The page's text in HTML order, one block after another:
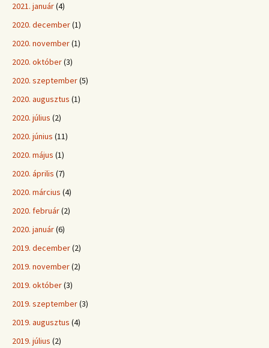
2021. január(4)
2020. december(1)
2020. november(1)
2020. október(3)
2020. szeptember(5)
2020. augusztus (1)
2020. július (2)
2020. június (11)
2020. május (1)
2020. április (7)
2020. március (4)
2020. február(2)
2020. január(6)
2019. december(2)
2019. november(2)
2019. október(3)
2019. szeptember(3)
2019. augusztus (4)
2019. július (2)